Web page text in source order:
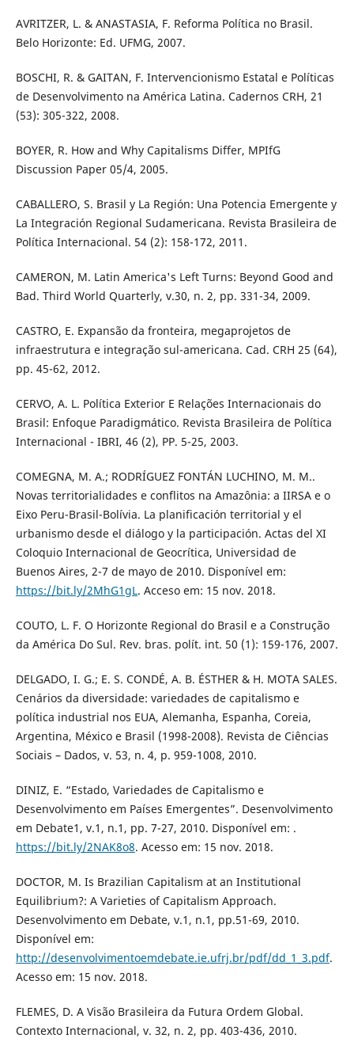
AVRITZER, L. & ANASTASIA, F. Reforma Política no Brasil.
Belo Horizonte: Ed. UFMG, 2007.
BOSCHI, R. & GAITAN, F. Intervencionismo Estatal e Políticas
de Desenvolvimento na América Latina. Cadernos CRH, 21
(53): 305-322, 2008.
BOYER, R. How and Why Capitalisms Differ, MPIfG
Discussion Paper 05/4, 2005.
CABALLERO, S. Brasil y La Región: Una Potencia Emergente y
La Integración Regional Sudamericana. Revista Brasileira de
Política Internacional. 54 (2): 158-172, 2011.
CAMERON, M. Latin America's Left Turns: Beyond Good and
Bad. Third World Quarterly, v.30, n. 2, pp. 331-34, 2009.
CASTRO, E. Expansão da fronteira, megaprojetos de
infraestrutura e integração sul-americana. Cad. CRH 25 (64),
pp. 45-62, 2012.
CERVO, A. L. Política Exterior E Relações Internacionais do
Brasil: Enfoque Paradigmático. Revista Brasileira de Política
Internacional - IBRI, 46 (2), PP. 5-25, 2003.
COMEGNA, M. A.; RODRÍGUEZ FONTÁN LUCHINO, M. M..
Novas territorialidades e conflitos na Amazônia: a IIRSA e o
Eixo Peru-Brasil-Bolívia. La planificación territorial y el
urbanismo desde el diálogo y la participación. Actas del XI
Coloquio Internacional de Geocrítica, Universidad de
Buenos Aires, 2-7 de mayo de 2010. Disponível em:
https://bit.ly/2MhG1gL. Acceso em: 15 nov. 2018.
COUTO, L. F. O Horizonte Regional do Brasil e a Construção
da América Do Sul. Rev. bras. polít. int. 50 (1): 159-176, 2007.
DELGADO, I. G.; E. S. CONDÉ, A. B. ÉSTHER & H. MOTA SALES.
Cenários da diversidade: variedades de capitalismo e
política industrial nos EUA, Alemanha, Espanha, Coreia,
Argentina, México e Brasil (1998-2008). Revista de Ciências
Sociais – Dados, v. 53, n. 4, p. 959-1008, 2010.
DINIZ, E. “Estado, Variedades de Capitalismo e
Desenvolvimento em Países Emergentes”. Desenvolvimento
em Debate1, v.1, n.1, pp. 7-27, 2010. Disponível em: .
https://bit.ly/2NAK8o8. Acesso em: 15 nov. 2018.
DOCTOR, M. Is Brazilian Capitalism at an Institutional
Equilibrium?: A Varieties of Capitalism Approach.
Desenvolvimento em Debate, v.1, n.1, pp.51-69, 2010.
Disponível em:
http://desenvolvimentoemdebate.ie.ufrj.br/pdf/dd_1_3.pdf.
Acesso em: 15 nov. 2018.
FLEMES, D. A Visão Brasileira da Futura Ordem Global.
Contexto Internacional, v. 32, n. 2, pp. 403-436, 2010.